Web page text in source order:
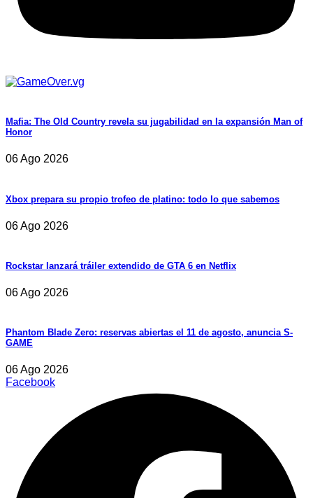
Mafia: The Old Country revela su jugabilidad en la expansión Man of
Honor
06 Ago 2026
Xbox prepara su propio trofeo de platino: todo lo que sabemos
06 Ago 2026
Rockstar lanzará tráiler extendido de GTA 6 en Netflix
06 Ago 2026
Phantom Blade Zero: reservas abiertas el 11 de agosto, anuncia S-
GAME
06 Ago 2026
Facebook